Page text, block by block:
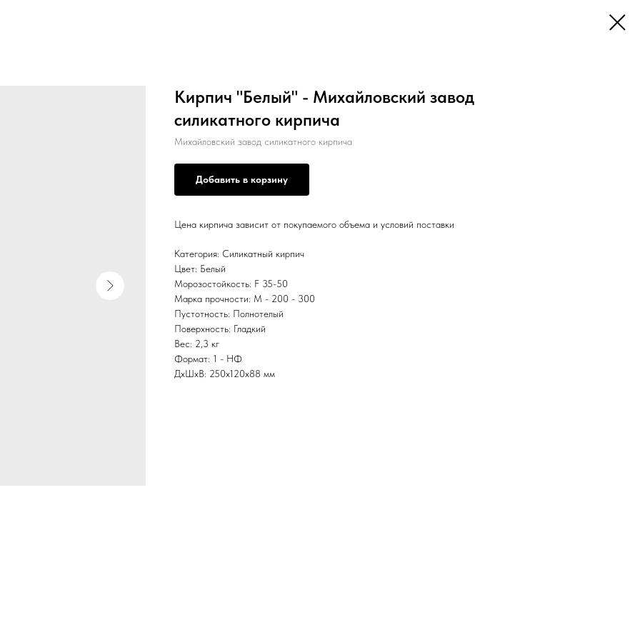
Кирпич "Белый" - Михайловский завод
силикатного кирпича
Михайловский завод силикатного кирпича
Добавить в корзину
Цена кирпича зависит от покупаемого объема и условий поставки
Категория: Силикатный кирпич
Цвет: Белый
Морозостойкость: F 35-50
Марка прочности: M - 200 - 300
Пустотность: Полнотелый
Поверхность: Гладкий
Вес: 2,3 кг
Формат: 1 - НФ
ДxШxВ: 250x120x88 мм